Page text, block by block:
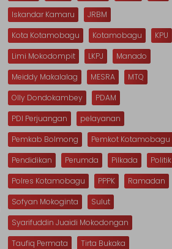
Iskandar Kamaru
JRBM
Kota Kotamobagu
Kotamobagu
KPU
Limi Mokodompit
LKPJ
Manado
Meiddy Makalalag
MESRA
MTQ
Olly Dondokambey
PDAM
PDI Perjuangan
pelayanan
Pemkab Bolmong
Pemkot Kotamobagu
Pendidikan
Perumda Pilkada
Politik
Polres Kotamobagu
PPPK
Ramadan
Sofyan Mokoginta
Sulut
Syarifuddin Juaidi Mokodongan
Taufiq Permata
Tirta Bukaka